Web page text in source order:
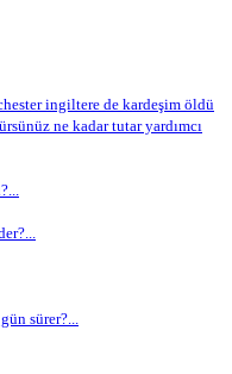
ingiltere de kardeşim öldü
ne kadar tutar yardımcı
sürer?...